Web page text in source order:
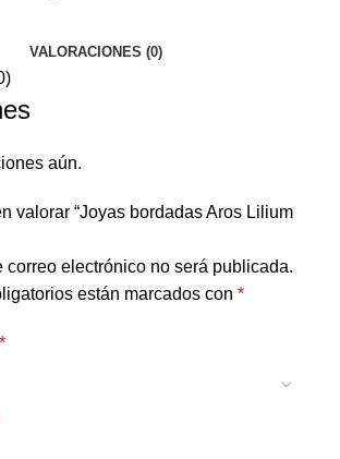
VALORACIONES (0)
aún.
valorar “Joyas bordadas Aros Lilium
correo electrónico no será publicada.
están marcados con *
*